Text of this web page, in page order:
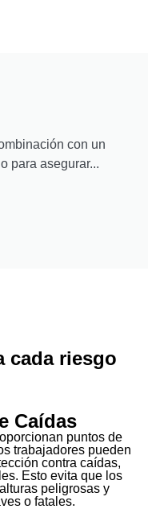
con un
para asegurar...
cada riesgo
Caídas
puntos de
trabajadores pueden
contra caídas,
Esto evita que los
peligrosas y
o fatales.